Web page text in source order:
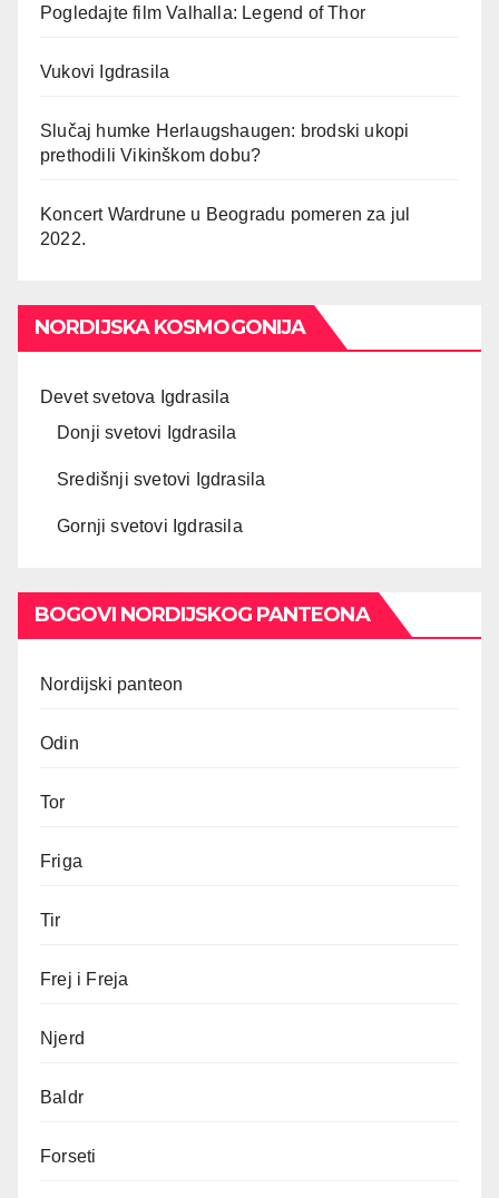
Pogledajte film Valhalla: Legend of Thor
Vukovi Igdrasila
Slučaj humke Herlaugshaugen: brodski ukopi
prethodili Vikinškom dobu?
Koncert Wardrune u Beogradu pomeren za jul
2022.
NORDIJSKA KOSMOGONIJA
Devet svetova Igdrasila
Donji svetovi Igdrasila
Središnji svetovi Igdrasila
Gornji svetovi Igdrasila
BOGOVI NORDIJSKOG PANTEONA
Nordijski panteon
Odin
Tor
Friga
Tir
Frej i Freja
Njerd
Baldr
Forseti